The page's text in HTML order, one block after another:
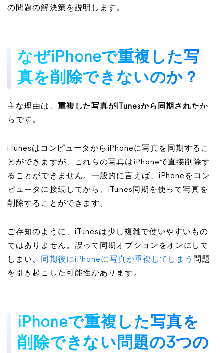
の問題の解決策を説明します。
なぜiPhoneで重複した写
真を削除できないのか？
主な理由は、 重複した写真がiTunesから同期されたか
らです。
iTunesはコンピュータからiPhoneに写真を同期するこ
とができますが、これらの写真はiPhoneで直接削除す
ることができません。一般的に言えば、iPhoneをコン
ピュータに接続してから、iTunes同期を使って写真を
削除することができます。
ご存知のように、iTunesは少し複雑で使いやすいもの
ではありません。誤って同期オプションをオンにして
しまい、
同期後にiPhoneに写真が重複してしまう 問題
を引き起こした可能性があります。
iPhoneで重複した写真を
削除できない問題の3つの